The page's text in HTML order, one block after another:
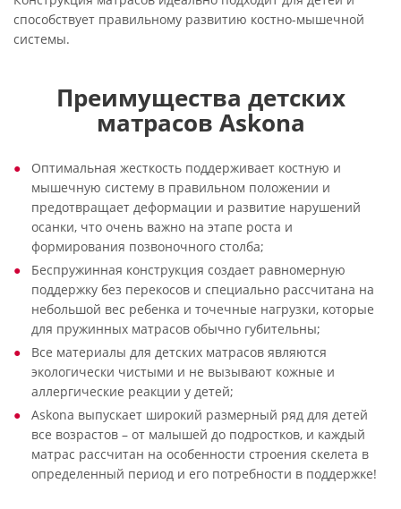
способствует правильному развитию костно-мышечной
системы.
Преимущества детских
матрасов Askona
Оптимальная жесткость поддерживает костную и
мышечную систему в правильном положении и
предотвращает деформации и развитие нарушений
осанки, что очень важно на этапе роста и
формирования позвоночного столба;
Беспружинная конструкция создает равномерную
поддержку без перекосов и специально рассчитана на
небольшой вес ребенка и точечные нагрузки, которые
для пружинных матрасов обычно губительны;
Все материалы для детских матрасов являются
экологически чистыми и не вызывают кожные и
аллергические реакции у детей;
Askona выпускает широкий размерный ряд для детей
все возрастов – от малышей до подростков, и каждый
матрас рассчитан на особенности строения скелета в
определенный период и его потребности в поддержке!